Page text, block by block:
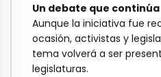
Un debate que continúa
Aunque la iniciativa fue
ocasión, activistas y
tema volverá a ser
legislaturas.